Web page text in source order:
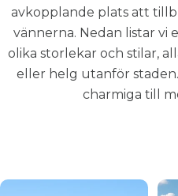
avkopplande plats att
vännerna. Nedan listar
olika storlekar och stilar,
eller helg utanför
charmiga till